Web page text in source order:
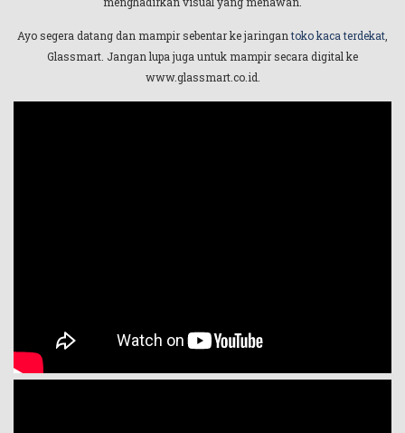
Ayo segera datang dan mampir sebentar ke jaringantoko kaca terdekat,
Glassmart. Jangan lupa juga untuk mampir secara digital ke
www.glassmart.co.id.